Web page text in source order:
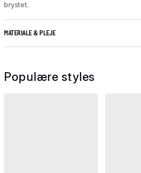
brystet.
MATERIALE & PLEJE
Populære styles